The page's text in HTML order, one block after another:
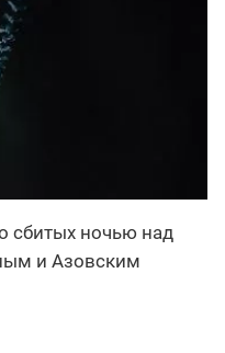
ночью над
и Азовским